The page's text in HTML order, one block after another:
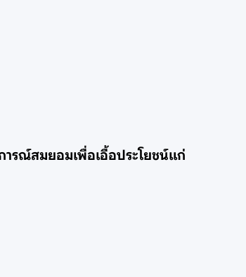
รณ์สมยอมเพื่อเอื้อประโยชน์แก่